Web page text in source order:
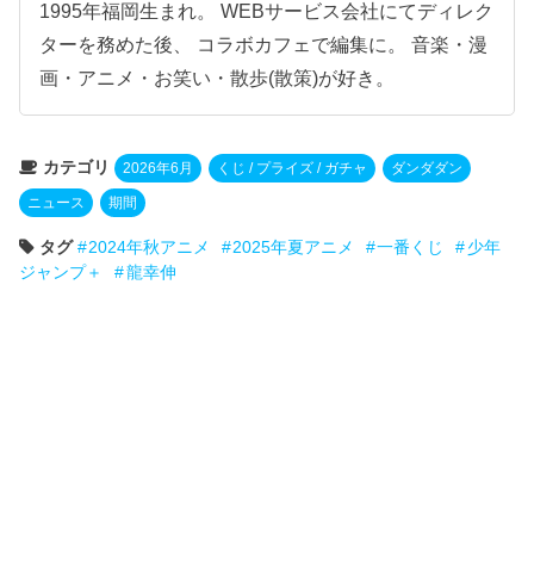
1995年福岡生まれ。 WEBサービス会社にてディレク
ターを務めた後、 コラボカフェで編集に。 音楽・漫
画・アニメ・お笑い・散歩(散策)が好き。
カテゴリ 2026年6月 くじ / プライズ / ガチャ ダンダダン
ニュース 期間
タグ 2024年秋アニメ 2025年夏アニメ 一番くじ
少年
ジャンプ＋
龍幸伸